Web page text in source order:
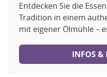
Entdecken Sie die
Tradition in einem
mit eigener Ölmühle –
INFOS &